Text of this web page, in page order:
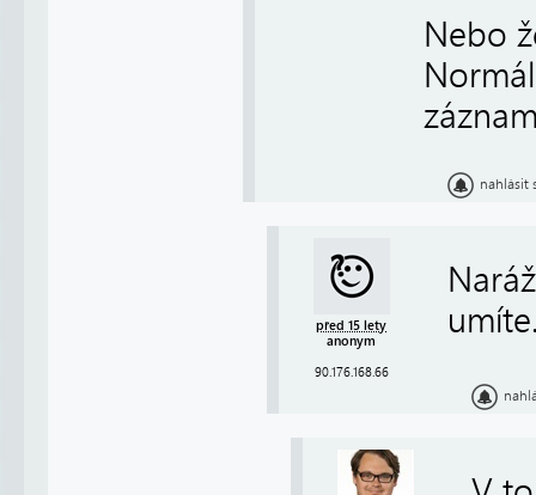
Nebo
nahlásit
před 15 lety
anonym
90.176.168.66